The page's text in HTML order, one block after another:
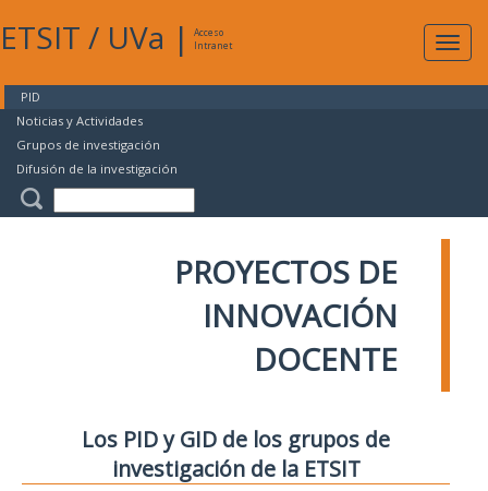
ETSIT / UVa |
Acceso
Intranet
PID
Noticias y Actividades
Grupos de investigación
Difusión de la investigación
PROYECTOS DE
INNOVACIÓN
DOCENTE
Los PID y GID de los grupos de
investigación de la ETSIT